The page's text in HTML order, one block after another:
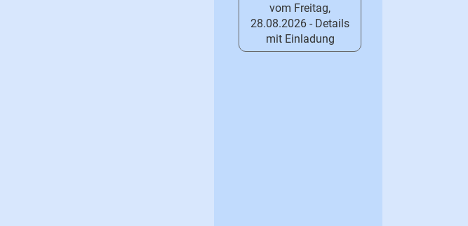
vom Freitag,
28.08.2026 - Details
mit Einladung